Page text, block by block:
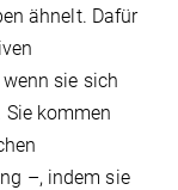
ähnelt. Dafür
sie sich
kommen
–, indem sie